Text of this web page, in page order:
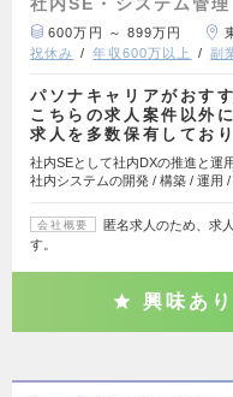
600万円 ～ 899万円
祝休み
年収600万以上 副
パソナキャリアがおす
こちらの求人案件以外
求人を多数保有してお
社内SEとして社内DXの推進と運
社内システムの開発 / 構築 / 運用 /
会社概要
匿名求人のため、求
す。
興味あり